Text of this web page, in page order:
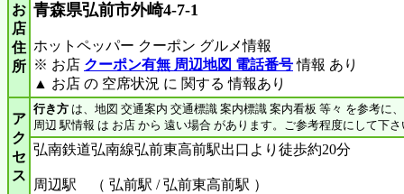
お
店
住
所
青森県弘前市外崎4-7-1
ホットペッパー クーポン グルメ情報
※ お店 クーポン有無 周辺地図 電話番号情報 あり
▲ お店 の 空席状況 に 関する 情報あり
ア
ク
セ
ス
行き方 は、地図 交通案内 交通標識 案内標識 案内看板 等々 を参考に
周辺 駅情報 は お店 から 遠い場合 があります。ご参考程度にして下
弘南鉄道弘南線弘前東高前駅出口より徒歩約20分
周辺駅 （ 弘前駅 / 弘前東高前駅 ）